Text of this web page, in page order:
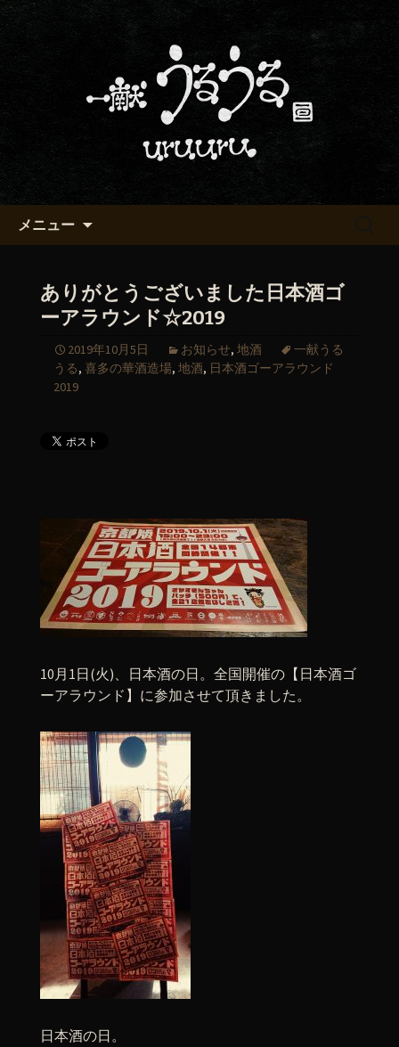
京都・五条でおいしい地酒が飲
める「一献うるうる」のブロ
京都・五条烏丸の町屋居酒屋「一献う
るうる」からのお知らせ
メニュー
ありがとうございました日本酒ゴ
ーアラウンド☆2019
2019年10月5日 お知らせ, 地酒
一献うる
うる, 喜多の華酒造場, 地酒, 日本酒ゴーアラウンド
2019
10月1日(火)、日本酒の日。全国開催の【日本酒ゴ
ーアラウンド】に参加させて頂きました。
日本酒の日。